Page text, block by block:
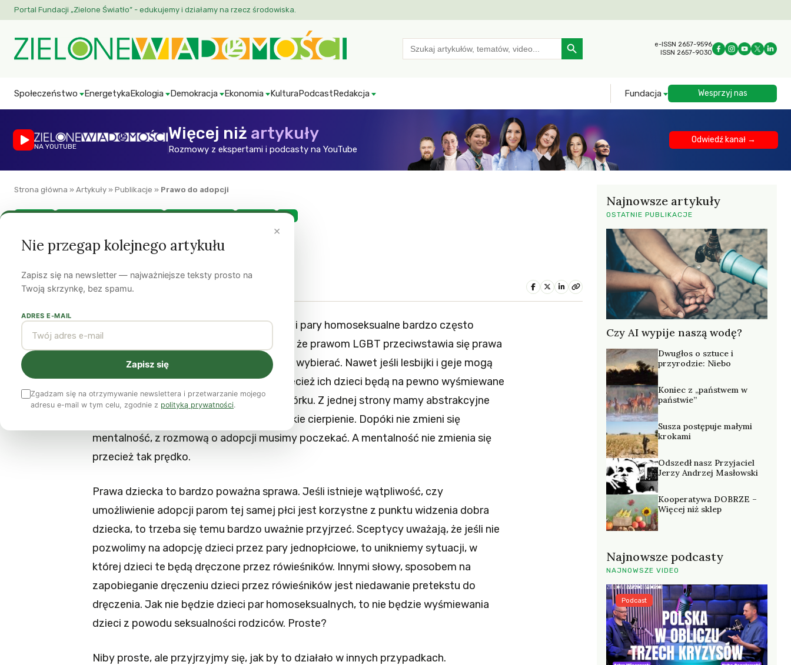
Portal Fundacji „Zielone Światło” - edukujemy i działamy na rzecz środowiska.
Search
for:
Search Button
e-ISSN 2657-9596
ISSN 2657-9030
Społeczeństwo EnergetykaEkologia Demokracja Ekonomia KulturaPodcastRedakcja Fundacja Wesprzyj nas
NA YOUTUBE
Więcej niż artykuły
Rozmowy z ekspertami i podcasty na YouTube
Odwiedź kanał →
Strona główna » Artykuły » Publikacje » Prawo do adopcji
ZW
Prawo do adopcji
Adam Ostolski5 lipca 20106 min czytania
W rozmowie o adopcji dzieci przez osoby i pary homoseksualne bardzo często
pojawia się argument, polegający na tym, że prawom LGBT przeciwstawia się prawa
dziecka. Albo – albo, powiada się. Musimy wybierać. Nawet jeśli lesbijki i geje mogą
być prywatnie dobrymi rodzicami, to przecież ich dzieci będą na pewno wyśmiewane
lub prześladowane w szkole czy na podwórku. Z jednej strony mamy abstrakcyjne
prawa mniejszości, z drugiej – realne ludzkie cierpienie. Dopóki nie zmieni się
mentalność, z rozmową o adopcji musimy poczekać. A mentalność nie zmienia się
przecież tak prędko.
Prawa dziecka to bardzo poważna sprawa. Jeśli istnieje wątpliwość, czy
umożliwienie adopcji parom tej samej płci jest korzystne z punktu widzenia dobra
dziecka, to trzeba się temu bardzo uważnie przyjrzeć. Sceptycy uważają, że jeśli nie
pozwolimy na adopcję dzieci przez pary jednopłciowe, to unikniemy sytuacji, w
której dzieci te będą dręczone przez rówieśników. Innymi słowy, sposobem na
zapobieganie dręczeniu dzieci przez rówieśników jest niedawanie pretekstu do
dręczenia. Jak nie będzie dzieci par homoseksualnych, to nie będzie wyśmiewania
dzieci z powodu seksualności rodziców. Proste?
Niby proste, ale przyjrzyjmy się, jak by to działało w innych przypadkach.
Najnowsze artykuły
OSTATNIE PUBLIKACJE
Czy AI wypije naszą wodę?
Dwugłos o sztuce i
przyrodzie: Niebo
Koniec z „państwem w
państwie”
Susza postępuje małymi
krokami
Odszedł nasz Przyjaciel
Jerzy Andrzej Masłowski
Kooperatywa DOBRZE –
Więcej niż sklep
Najnowsze podcasty
NAJNOWSZE VIDEO
Podcast
×
Nie przegap kolejnego artykułu
Zapisz się na newsletter — najważniejsze teksty prosto na
Twoją skrzynkę, bez spamu.
ADRES E-MAIL
Zapisz się
Zgadzam się na otrzymywanie newslettera i przetwarzanie mojego
adresu e-mail w tym celu, zgodnie z polityką prywatności.